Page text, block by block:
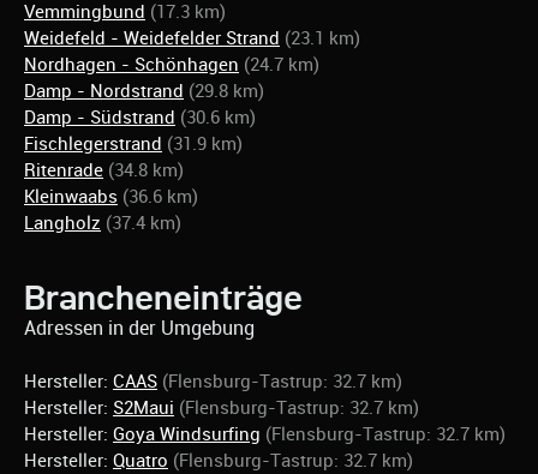
Vemmingbund (17.3 km)
Weidefeld - Weidefelder Strand (23.1 km)
Nordhagen - Schönhagen (24.7 km)
Damp - Nordstrand (29.8 km)
Damp - Südstrand (30.6 km)
Fischlegerstrand (31.9 km)
Ritenrade (34.8 km)
Kleinwaabs (36.6 km)
Langholz (37.4 km)
Brancheneinträge
Adressen in der Umgebung
Hersteller: CAAS (Flensburg-Tastrup: 32.7 km)
Hersteller: S2Maui (Flensburg-Tastrup: 32.7 km)
Hersteller: Goya Windsurfing (Flensburg-Tastrup: 32.7 km)
Hersteller: Quatro (Flensburg-Tastrup: 32.7 km)